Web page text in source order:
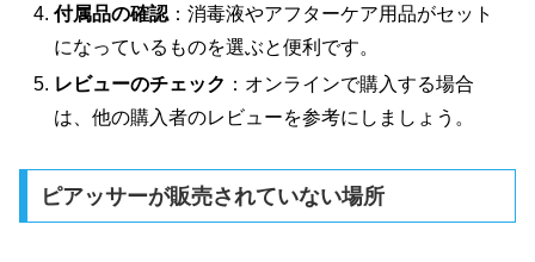
付属品の確認 ：消毒液やアフターケア用品がセット
になっているものを選ぶと便利です。
レビューのチェック ：オンラインで購入する場合
は、他の購入者のレビューを参考にしましょう。
ピアッサーが販売されていない場所